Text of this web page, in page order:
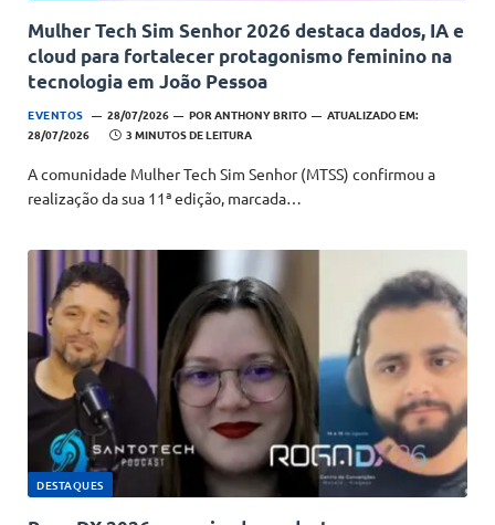
Mulher Tech Sim Senhor 2026 destaca dados, IA e
cloud para fortalecer protagonismo feminino na
tecnologia em João Pessoa
EVENTOS 28/07/2026 PORANTHONY BRITO
ATUALIZADO EM:
28/07/2026
3 MINUTOS DE LEITURA
A comunidade Mulher Tech Sim Senhor (MTSS) confirmou a
realização da sua 11ª edição, marcada…
DESTAQUES